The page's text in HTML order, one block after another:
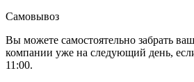
Самовывоз
Вы можете самостоятельно забрать
компании уже на следующий день,
11:00.